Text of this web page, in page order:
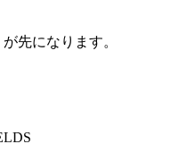
先になります。